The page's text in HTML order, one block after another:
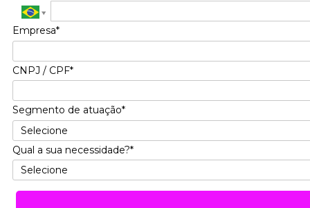
Empresa*
CNPJ / CPF*
Segmento de atuação*
Qual a sua necessidade?*